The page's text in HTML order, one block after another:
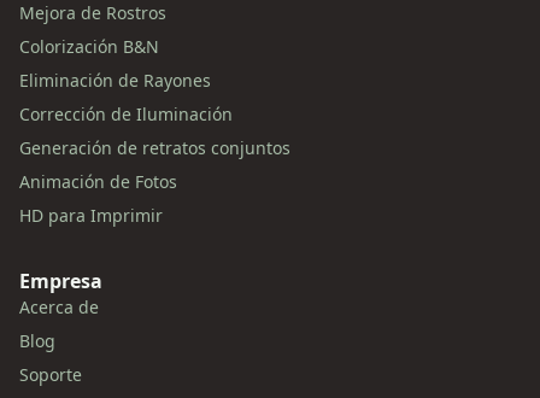
Mejora de Rostros
Colorización B&N
Eliminación de Rayones
Corrección de Iluminación
Generación de retratos conjuntos
Animación de Fotos
HD para Imprimir
Empresa
Acerca de
Blog
Soporte